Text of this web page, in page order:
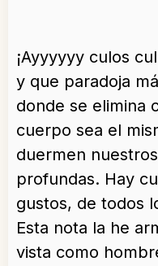
¡Ayyyyyy culos
y que paradoja
donde se elimina
cuerpo sea el
duermen
profundas. Hay
gustos, de todos
Esta nota la he
vista como